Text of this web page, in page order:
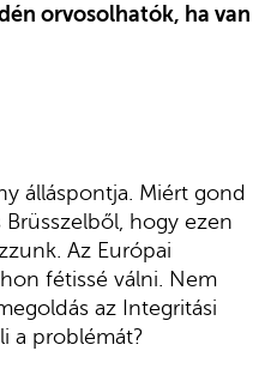
orvosolhatók, ha van
álláspontja. Miért gond
hogy ezen
Az Európai
fétissé válni. Nem
az Integritási
a problémát?